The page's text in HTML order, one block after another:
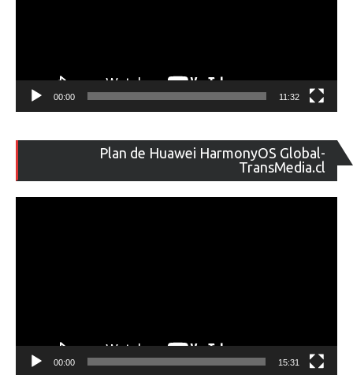
00:00 11:32
Plan de Huawei HarmonyOS Global-
TransMedia.cl
de
00:00 15:31